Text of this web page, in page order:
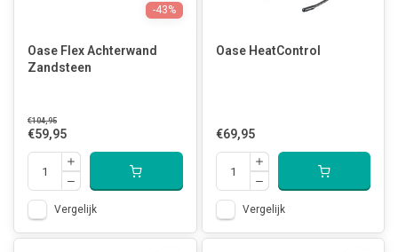
-43%
Oase Flex Achterwand
Zandsteen
€104,95
€59,95
Vergelijk
Oase HeatControl
€69,95
Vergelijk